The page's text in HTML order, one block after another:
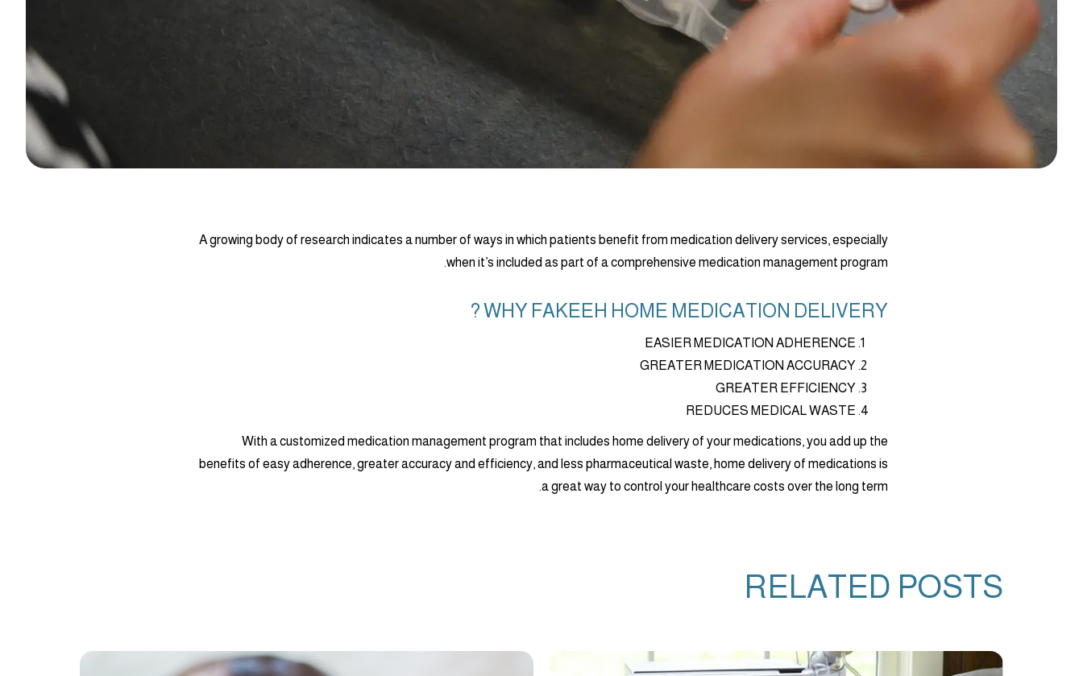
A growing body of research indicates a number of ways in which patients benefit from medication delivery services, especially
when it’s included as part of a comprehensive medication management program.
WHY FAKEEH HOME MEDICATION DELIVERY ?
EASIER MEDICATION ADHERENCE
GREATER MEDICATION ACCURACY
GREATER EFFICIENCY
REDUCES MEDICAL WASTE
With a customized medication management program that includes home delivery of your medications, you add up the
benefits of easy adherence, greater accuracy and efficiency, and less pharmaceutical waste, home delivery of medications is
a great way to control your healthcare costs over the long term.
RELATED POSTS